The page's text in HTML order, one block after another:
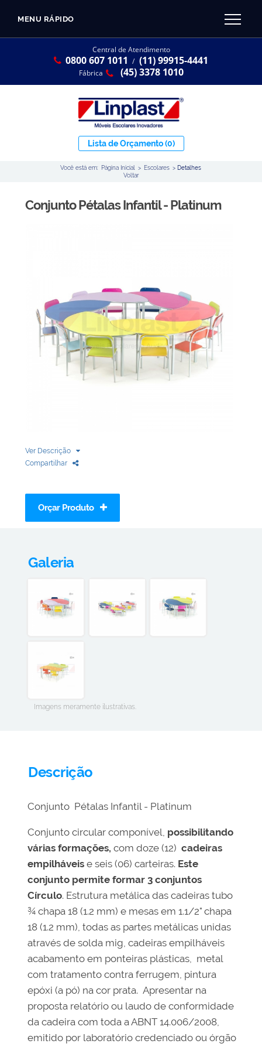
MENU RÁPIDO
Central de Atendimento
0800 607 1011 / (11) 99915-4441
Fábrica (45) 3378 1010
Lista de Orçamento(0)
Você está em: Página Inicial > Escolares >Detalhes
Voltar
Conjunto Pétalas Infantil - Platinum
Ver Descrição
Compartilhar
Orçar Produto
Galeria
Imagens meramente ilustrativas.
Descrição
Conjunto Pétalas Infantil - Platinum
Conjunto circular componível, possibilitando
várias formações, com doze (12)cadeiras
empilháveis e seis (06) carteiras. Este
conjunto permite formar 3 conjuntos
Círculo. Estrutura metálica das cadeiras tubo
¾ chapa 18 (1.2 mm) e mesas em 1.1/2" chapa
18 (1.2 mm), todas as partes metálicas unidas
através de solda mig, cadeiras empilháveis
acabamento em ponteiras plásticas, metal
com tratamento contra ferrugem, pintura
epóxi (a pó) na cor prata. Apresentar na
proposta relatório ou laudo de conformidade
da cadeira com toda a ABNT 14.006/2008,
emitido por laboratório credenciado ou órgão
Linha Resina Plástica
Ambiente Maker
Armários em Aço
Longarinas
Quadro Branco
Linha Wood Prime
Cadeira especial
CATÁLOGO LINPLAST 2025
SOBRE A EMPRESA